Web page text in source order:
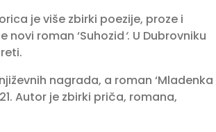
je više zbirki poezije, proze i
novi roman ‘Suhozid‘. U Dubrovniku
nagrada, a roman ‘Mladenka
Autor je zbirki priča, romana,